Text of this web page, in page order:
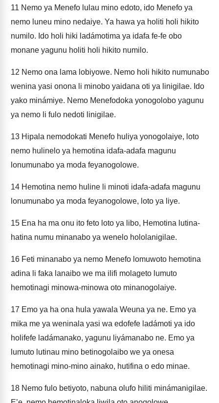
11 Nemo ya Menefo lulau mino edoto, ido Menefo ya
nemo luneu mino nedaiye. Ya hawa ya holiti holi hikito
numilo. Ido holi hiki ladámotima ya idafa fe-fe obo
monane yagunu holiti holi hikito numilo.
12 Nemo ona lama lobiyowe. Nemo holi hikito numunabo
wenina yasi onona li minobo yaidana oti ya linigilae. Ido
yako minámiye. Nemo Menefodoka yonogolobo yagunu
ya nemo li fulo nedoti linigilae.
13 Hipala nemodokati Menefo huliya yonogolaiye, loto
nemo hulinelo ya hemotina idafa-adafa magunu
lonumunabo ya moda feyanogolowe.
14 Hemotina nemo huline li minoti idafa-adafa magunu
lonumunabo ya moda feyanogolowe, loto ya liye.
15 Ena ha ma onu ito feto loto ya libo, Hemotina lutina-
hatina numu minanabo ya wenelo hololanigilae.
16 Feti minanabo ya nemo Menefo lomuwoto hemotina
adina li faka lanaibo we ma ilifi molageto lumuto
hemotinagi minowa-minowa oto minanogolaiye.
17 Emo ya ha ona hula yawala Weuna ya ne. Emo ya
mika me ya weninala yasi wa edofefe ladámoti ya ido
holifefe ladámanako, yagunu liyámanabo ne. Emo ya
lumuto lutinau mino betinogolaibo we ya onesa
hemotinagi mino-mino ainako, hutifina o edo minae.
18 Nemo fulo betiyoto, nabuna olufo hiliti minámanigilae.